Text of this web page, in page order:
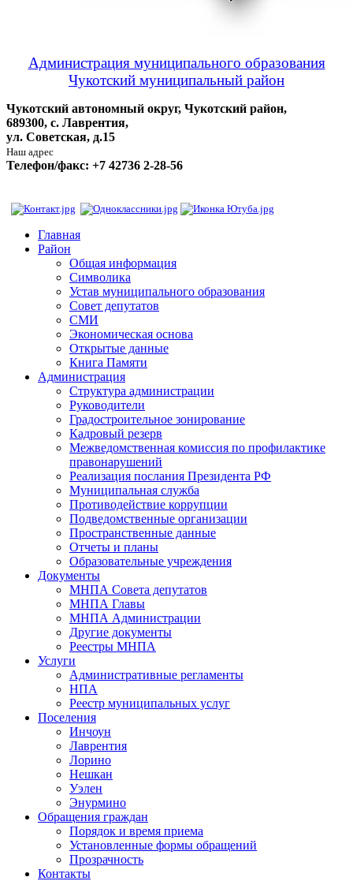
Администрация муниципального образования
Чукотский муниципальный район
Чукотский автономный округ, Чукотский район,
689300, с. Лаврентия,
ул. Советская, д.15
Наш адрес
Телефон/факс: +7 42736 2-28-56
Главная
Район
Общая информация
Символика
Устав муниципального образования
Совет депутатов
СМИ
Экономическая основа
Открытые данные
Книга Памяти
Администрация
Структура администрации
Руководители
Градостроительное зонирование
Кадровый резерв
Межведомственная комиссия по профилактике
правонарушений
Реализация послания Президента РФ
Муниципальная служба
Противодействие коррупции
Подведомственные организации
Пространственные данные
Отчеты и планы
Образовательные учреждения
Документы
МНПА Совета депутатов
МНПА Главы
МНПА Администрации
Другие документы
Реестры МНПА
Услуги
Административные регламенты
НПА
Реестр муниципальных услуг
Поселения
Инчоун
Лаврентия
Лорино
Нешкан
Уэлен
Энурмино
Обращения граждан
Порядок и время приема
Установленные формы обращений
Прозрачность
Контакты